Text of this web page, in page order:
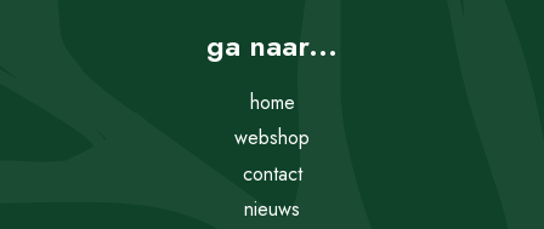
ga naar...
home
webshop
contact
nieuws